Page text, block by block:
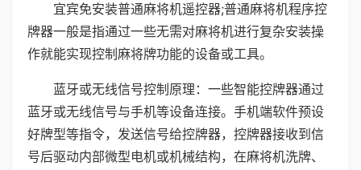
宜宾免安装普通麻将机遥控器;普通麻将机程序控
牌器一般是指通过一些无需对麻将机进行复杂安装操
作就能实现控制麻将牌功能的设备或工具。
蓝牙或无线信号控制原理：一些智能控牌器通过
蓝牙或无线信号与手机等设备连接。手机端软件预设
好牌型等指令，发送信号给控牌器，控牌器接收到信
号后驱动内部微型电机或机械结构，在麻将机洗牌、